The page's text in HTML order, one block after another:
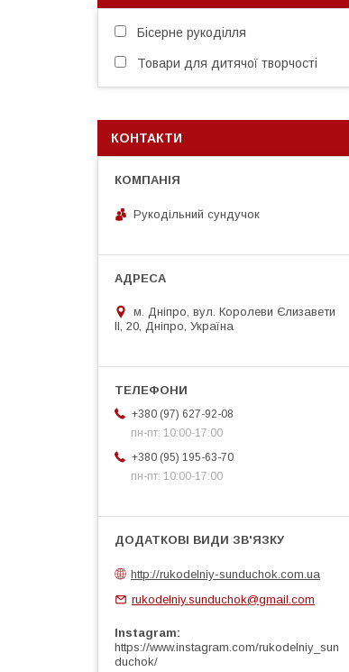
Бісерне рукоділля
Товари для дитячої творчості
КОНТАКТИ
Рукодільний сундучок
м. Дніпро, вул. Королеви Єлизавети
ІІ, 20, Дніпро, Україна
+380 (97) 627-92-08
пн-пт: 10:00-17:00
+380 (95) 195-63-70
пн-пт: 10:00-17:00
http://rukodelniy-sunduchok.com.ua
rukodelniy.sunduchok@gmail.com
Instagram
https://www.instagram.com/rukodelniy_sun
duchok/